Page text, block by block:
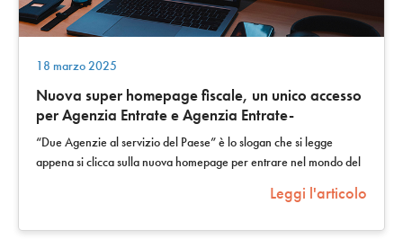
18 marzo 2025
Nuova super homepage fiscale, un unico accesso
per Agenzia Entrate e Agenzia Entrate-
Riscossione
“Due Agenzie al servizio del Paese” è lo slogan che si legge
appena si clicca sulla nuova homepage per entrare nel mondo del
Leggi l'articolo